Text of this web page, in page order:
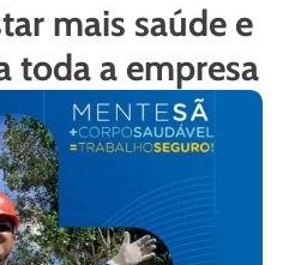
mais saúde e
toda a empresa